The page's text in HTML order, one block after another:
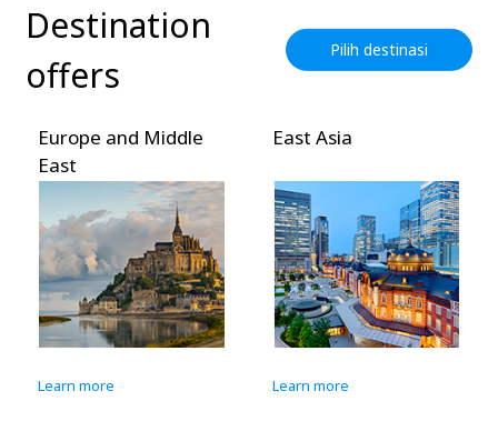
Destination
offers
Pilih destinasi
Europe and Middle
East
Learn more
East Asia
Learn more